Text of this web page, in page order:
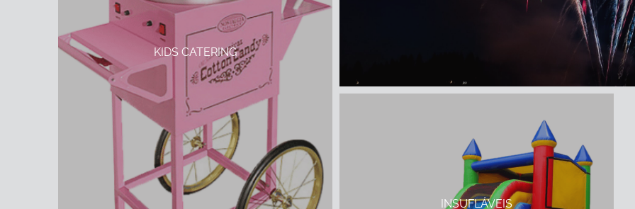
KIDS CATERING
INSUFLÁVEIS